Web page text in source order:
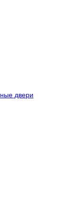
двери